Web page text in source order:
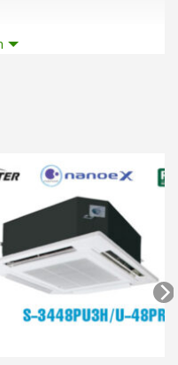
hành ổn định, tiêu thụ
giá tiết kiệm điện đạt
với nhiều dòng máy cùng